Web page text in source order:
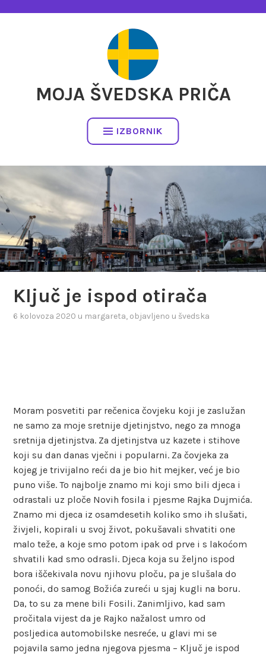
MOJA ŠVEDSKA PRIČA
IZBORNIK
Ključ je ispod otirača
6 kolovoza 2020 u margareta, objavljeno u švedska
Moram posvetiti par rečenica čovjeku koji je zaslužan
ne samo za moje sretnije djetinjstvo, nego za mnoga
sretnija djetinjstva. Za djetinjstva uz kazete i stihove
koji su dan danas vječni i popularni. Za čovjeka za
kojeg je trivijalno reći da je bio hit mejker, već je bio
puno više. To najbolje znamo mi koji smo bili djeca i
odrastali uz ploče Novih fosila i pjesme Rajka Dujmića.
Znamo mi djeca iz osamdesetih koliko smo ih slušati,
živjeli, kopirali u svoj život, pokušavali shvatiti one
malo teže, a koje smo potom ipak od prve i s lakoćom
shvatili kad smo odrasli. Djeca koja su željno ispod
bora iščekivala novu njihovu ploču, pa je slušala do
ponoći, do samog Božića zureći u sjaj kugli na boru.
Da, to su za mene bili Fosili. Zanimljivo, kad sam
pročitala vijest da je Rajko nažalost umro od
posljedica automobilske nesreće, u glavi mi se
pojavila samo jedna njegova pjesma – Ključ je ispod